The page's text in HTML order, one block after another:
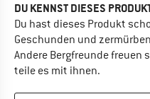
DU KENNST DIESES
Du hast dieses Produkt
Geschunden und
Andere Bergfreunde freuen
teile es mit ihnen.